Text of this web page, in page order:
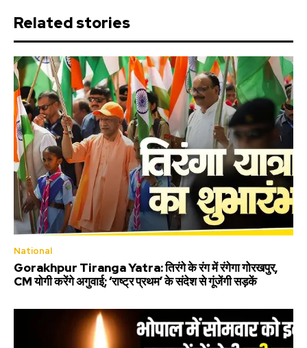
Related stories
National
Gorakhpur Tiranga Yatra: तिरंगे के रंग में रंगेगा गोरखपुर,
CM योगी करेंगे अगुवाई; ‘राष्ट्र प्रथम’ के संदेश से गूंजेंगी सड़कें